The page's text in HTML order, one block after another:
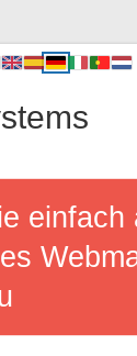
einfach